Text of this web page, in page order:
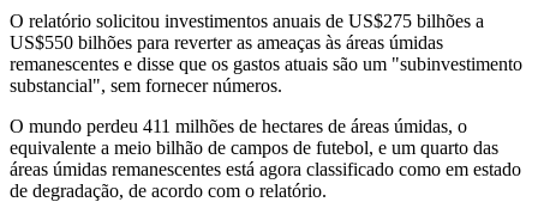
O relatório solicitou investimentos anuais de US$275 bilhões a
US$550 bilhões para reverter as ameaças às áreas úmidas
remanescentes e disse que os gastos atuais são um "subinvestimento
substancial", sem fornecer números.
O mundo perdeu 411 milhões de hectares de áreas úmidas, o
equivalente a meio bilhão de campos de futebol, e um quarto das
áreas úmidas remanescentes está agora classificado como em estado
de degradação, de acordo com o relatório.